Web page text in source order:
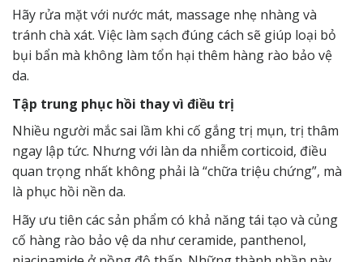
Hãy rửa mặt với nước mát, massage nhẹ nhàng và
tránh chà xát. Việc làm sạch đúng cách sẽ giúp loại bỏ
bụi bẩn mà không làm tổn hại thêm hàng rào bảo vệ
da.
Tập trung phục hồi thay vì điều trị
Nhiều người mắc sai lầm khi cố gắng trị mụn, trị thâm
ngay lập tức. Nhưng với làn da nhiễm corticoid, điều
quan trọng nhất không phải là “chữa triệu chứng”, mà
là phục hồi nền da.
Hãy ưu tiên các sản phẩm có khả năng tái tạo và củng
cố hàng rào bảo vệ da như ceramide, panthenol,